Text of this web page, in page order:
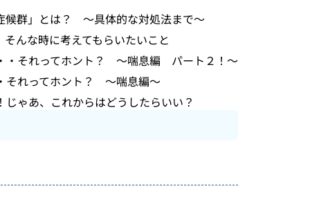
候群」とは？ ～具体的な対処法まで～
んな時に考えてもらいたいこと
・それってホント？ ～喘息編 パート２！～
それってホント？ ～喘息編～
ゃあ、これからはどうしたらいい？